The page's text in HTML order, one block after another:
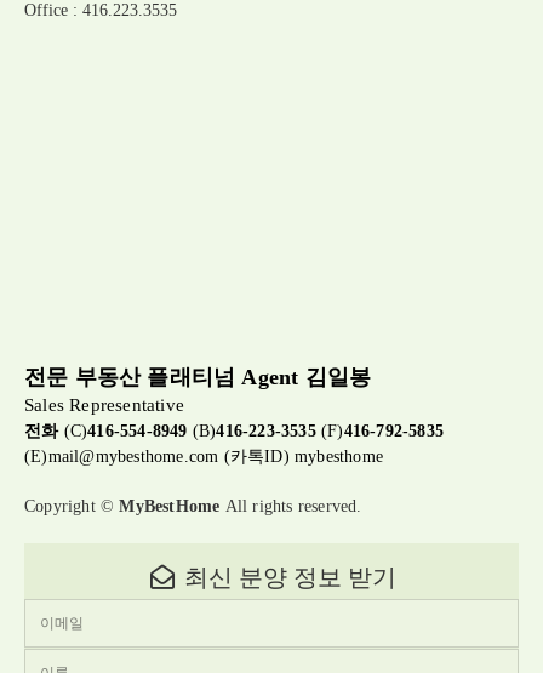
Office : 416.223.3535
전문 부동산 플래티넘 Agent 김일봉
Sales Representative
전화(C)416-554-8949 (B)416-223-3535(F)416-792-5835
(E)mail@mybesthome.com (카톡ID) mybesthome
Copyright ©MyBestHome All rights reserved.
최신 분양 정보 받기